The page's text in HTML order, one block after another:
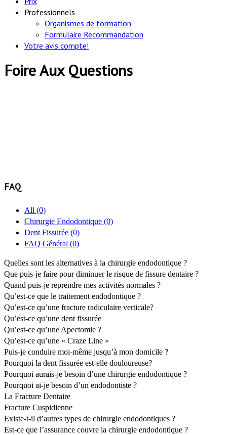
Professionnels
Organismes de formation
Formulaire Recommandation
Votre avis compte!
Foire Aux Questions
FAQ
All (0)
Chirurgie Endodontique (0)
Dent Fissurée (0)
FAQ Général (0)
Quelles sont les alternatives à la chirurgie endodontique ?
Que puis-je faire pour diminuer le risque de fissure dentaire ?
Quand puis-je reprendre mes activités normales ?
Qu’est-ce que le traitement endodontique ?
Qu’est-ce qu’une fracture radiculaire verticale?
Qu’est-ce qu’une dent fissurée
Qu’est-ce qu’une Apectomie ?
Qu’est-ce qu’une « Craze Line »
Puis-je conduire moi-même jusqu’à mon domicile ?
Pourquoi la dent fissurée est-elle douloureuse?
Pourquoi aurais-je besoin d’une chirurgie endodontique ?
Pourquoi ai-je besoin d’un endodontiste ?
La Fracture Dentaire
Fracture Cuspidienne
Existe-t-il d’autres types de chirurgie endodontiques ?
Est-ce que l’assurance couvre la chirurgie endodontique ?